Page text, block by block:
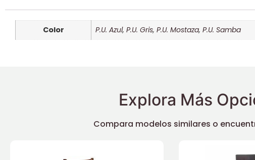
Color P.U. Azul, P.U. Gris, P.U. Mostaza, P.U. Samba
Explora Más
Compara modelos similares o